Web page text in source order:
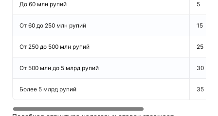
До 60 млн рупий 5
От 60 до 250 млн рупий 15
От 250 до 500 млн рупий 25
От 500 млн до 5 млрд рупий 30
Более 5 млрд рупий 35